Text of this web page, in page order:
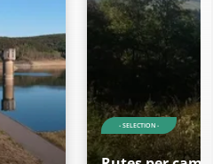
- SELECTION -